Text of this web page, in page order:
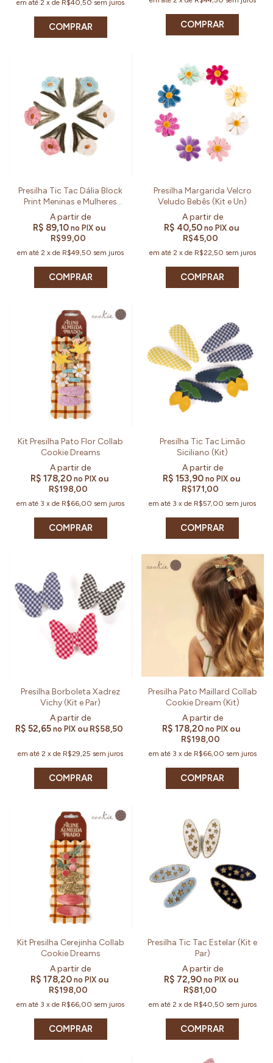
em até2 xde R$40,50 sem juros
COMPRAR COMPRAR
Presilha Tic Tac Dália Block
Print Meninas e Mulheres
(Par)
R$ 89,10 no PIX ou
R$99,00
em até2 xde R$49,50 sem juros
COMPRAR
Presilha Margarida Velcro
Veludo Bebês (Kit e Un)
R$ 40,50no PIX ou
R$45,00
em até 2 x de R$22,50 sem juros
COMPRAR
Kit Presilha Pato Flor Collab
Cookie Dreams
R$ 178,20no PIX ou
R$198,00
em até 3 xde R$66,00 sem juros
COMPRAR
Presilha Tic Tac Limão
Siciliano (Kit)
R$ 153,90no PIX ou
R$171,00
em até 3 xde R$57,00 sem juros
COMPRAR
Presilha Borboleta Xadrez
Vichy (Kit e Par)
R$ 52,65 no PIX ou R$58,50
em até2 xde R$29,25 sem juros
COMPRAR
Presilha Pato Maillard Collab
Cookie Dream (Kit)
R$ 178,20 no PIX ou
R$198,00
em até 3 x de R$66,00 sem juros
COMPRAR
Kit Presilha Cerejinha Collab
Cookie Dreams
R$ 178,20no PIX ou
R$198,00
em até 3 xde R$66,00 sem juros
COMPRAR
Presilha Tic Tac Estelar (Kit e
Par)
R$ 72,90 no PIX ou
R$81,00
em até 2 x de R$40,50 sem juros
COMPRAR